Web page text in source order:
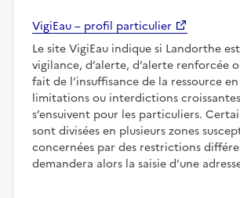
VigiEau – profil particulier
Le site VigiEau indique si Landorthe
vigilance, d’alerte, d’alerte renforcée
fait de l’insuffisance de la ressource
limitations ou interdictions
s’ensuivent pour les particuliers.
sont divisées en plusieurs zones
concernées par des restrictions
demandera alors la saisie d’une